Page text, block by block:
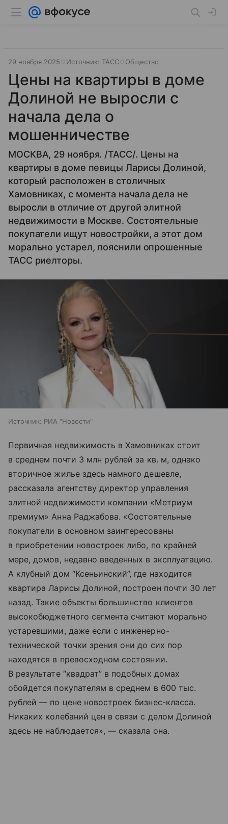
29 ноября 2025 Источник: ТАСС Общество
Цены на квартиры в доме
Долиной не выросли с
начала дела о
мошенничестве
МОСКВА, 29 ноября. /ТАСС/. Цены на
квартиры в доме певицы Ларисы Долиной,
который расположен в столичных
Хамовниках, с момента начала дела не
выросли в отличие от другой элитной
недвижимости в Москве. Состоятельные
покупатели ищут новостройки, а этот дом
морально устарел, пояснили опрошенные
ТАСС риелторы.
Источник: РИА "Новости"
Первичная недвижимость в Хамовниках стоит
в среднем почти 3 млн рублей за кв. м, однако
вторичное жилье здесь намного дешевле,
рассказала агентству директор управления
элитной недвижимости компании «Метриум
премиум» Анна Раджабова. «Состоятельные
покупатели в основном заинтересованы
в приобретении новостроек либо, по крайней
мере, домов, недавно введенных в эксплуатацию.
А клубный дом “Ксеньинский”, где находится
квартира Ларисы Долиной, построен почти 30 лет
назад. Такие объекты большинство клиентов
высокобюджетного сегмента считают морально
устаревшими, даже если с инженерно-
технической точки зрения они до сих пор
находятся в превосходном состоянии.
В результате “квадрат” в подобных домах
обойдется покупателям в среднем в 600 тыс.
рублей — по цене новостроек бизнес-класса.
Никаких колебаний цен в связи с делом Долиной
здесь не наблюдается», — сказала она.